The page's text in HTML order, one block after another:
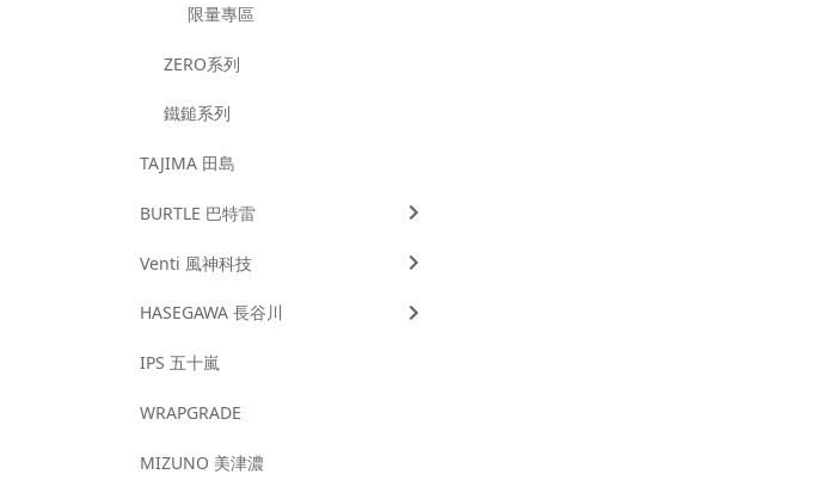
限量專區
ZERO系列
鐵鎚系列
TAJIMA 田島
BURTLE 巴特雷
Venti 風神科技
HASEGAWA 長谷川
IPS 五十嵐
WRAPGRADE
MIZUNO 美津濃